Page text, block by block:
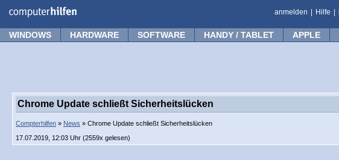
anmelden Hilfe
WINDOWS HARDWARE SOFTWARE HANDY / TABLET APPLE
Chrome Update schließt Sicherheitslücken
Compterhilfen » News » Chrome Update schließt Sicherheitslücken
17.07.2019, 12:03 Uhr (2559x gelesen)